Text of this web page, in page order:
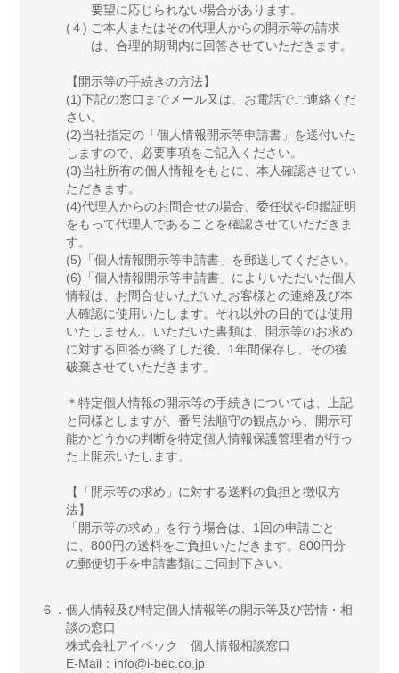
要望に応じられない場合があります。
(４) ご本人またはその代理人からの開示等の請求
は、合理的期間内に回答させていただきます。
【開示等の手続きの方法】
(1)下記の窓口までメール又は、お電話でご連絡くだ
さい。
(2)当社指定の「個人情報開示等申請書」を送付いた
しますので、必要事項をご記入ください。
(3)当社所有の個人情報をもとに、本人確認させてい
ただきます。
(4)代理人からのお問合せの場合、委任状や印鑑証明
をもって代理人であることを確認させていただきま
す。
(5)「個人情報開示等申請書」を郵送してください。
(6)「個人情報開示等申請書」によりいただいた個人
情報は、お問合せいただいたお客様との連絡及び本
人確認に使用いたします。それ以外の目的では使用
いたしません。いただいた書類は、開示等のお求め
に対する回答が終了した後、1年間保存し、その後
破棄させていただきます。
＊特定個人情報の開示等の手続きについては、上記
と同様としますが、番号法順守の観点から、開示可
能かどうかの判断を特定個人情報保護管理者が行っ
た上開示いたします。
【「開示等の求め」に対する送料の負担と徴収方
法】
「開示等の求め」を行う場合は、1回の申請ごと
に、800円の送料をご負担いただきます。800円分
の郵便切手を申請書類にご同封下さい。
６．個人情報及び特定個人情報等の開示等及び苦情・相
談の窓口
株式会社アイベック 個人情報相談窓口
E-Mail：info@i-bec.co.jp